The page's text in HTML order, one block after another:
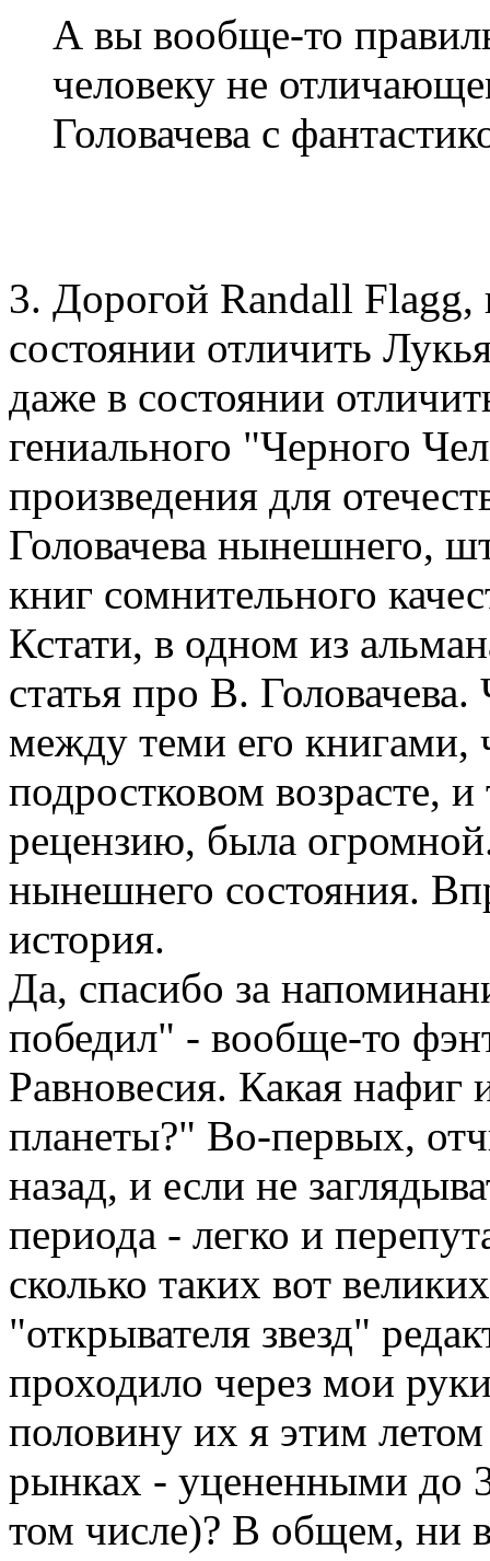
А вы вообще-то
человеку не
Головачева с
3. Дорогой Randall Flagg,
состоянии отличить
даже в состоянии
гениального "Черного
произведения для
Головачева нынешнего,
книг сомнительного
Кстати, в одном из
статья про В.
между теми его книгами,
подростковом возрасте,
рецензию, была
нынешнего состояния.
история.
Да, спасибо за
победил" - вообще-то
Равновесия. Какая нафиг
планеты?" Во-первых,
назад, и если не
периода - легко и
сколько таких вот
"открывателя звезд"
проходило через мои
половину их я этим
рынках - уцененными до
том числе)? В общем, ни